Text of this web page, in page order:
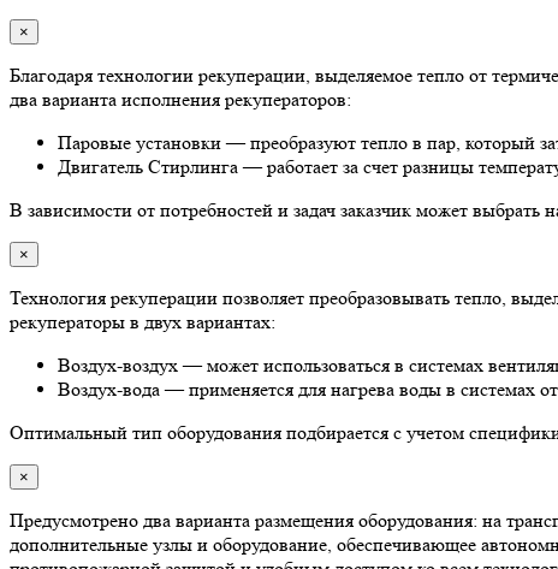
×
Благодаря технологии рекуперации, выделяемое тепло от
два варианта исполнения рекуператоров:
Паровые установки — преобразуют тепло в пар, который
Двигатель Стирлинга — работает за счет разницы
В зависимости от потребностей и задач заказчик может
×
Технология рекуперации позволяет преобразовывать тепло,
рекуператоры в двух вариантах:
Воздух-воздух — может использоваться в системах
Воздух-вода — применяется для нагрева воды в системах
Оптимальный тип оборудования подбирается с учетом специфики
×
Предусмотрено два варианта размещения оборудования: на
дополнительные узлы и оборудование, обеспечивающее